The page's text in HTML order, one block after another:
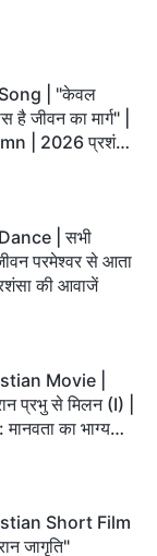
| "केवल
है जीवन का मार्ग" |
| 2026 प्रशंसा
| सभी
परमेश्वर से आता
की आवाजें
Movie |
प्रभु से मिलन (I) |
का भाग्य
Short Film
जागृति"